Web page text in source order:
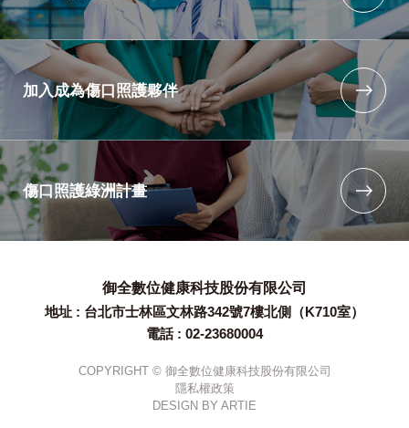
加入成為傷口照護夥伴
傷口照護綠洲計畫
御全數位健康科技股份有限公司
地址 : 台北市士林區文林路342號7樓北側（K710室）
電話 : 02-23680004
COPYRIGHT © 御全數位健康科技股份有限公司
隱私權政策
DESIGN BY ARTIE